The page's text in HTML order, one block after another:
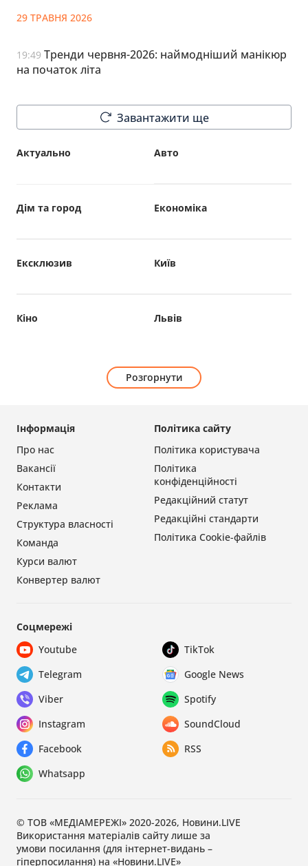
29 ТРАВНЯ 2026
19:49 Тренди червня-2026: наймодніший манікюр
на початок літа
Завантажити ще
Авто
Актуально
Дім та город Економіка
Ексклюзив Київ
Кіно Львів
Розгорнути
Політика сайту
Політика користувача
Політика
конфіденційності
Редакційний статут
Редакційні стандарти
Політика Cookie-файлів
Інформація
Про нас
Вакансії
Контакти
Реклама
Структура власності
Команда
Курси валют
Конвертер валют
Соцмережі
Youtube
TikTok
Telegram
Google News
Viber
Spotify
Instagram
SoundCloud
Facebook
RSS
Whatsapp
© ТОВ «МЕДІАМЕРЕЖІ» 2020-2026, Новини.LIVE
Використання матеріалів сайту лише за
умови посилання (для інтернет-видань –
гіперпосилання) на «Новини.LIVE»